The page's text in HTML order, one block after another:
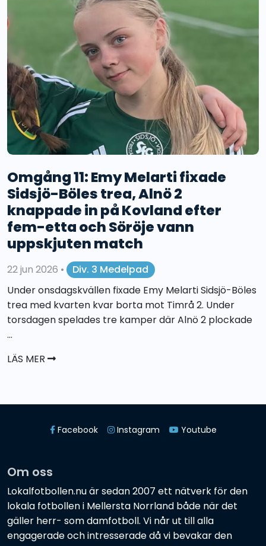
Omgång 11: Emy Melarti fixade
Sidsjö-Böles trea, Alnö 2
knappade in på Kovland efter
fem-etta och Söröje vann
uppskjuten match
22 jun 2026 •
Div. 3 Medelpad
Under onsdagskvällen fixade Emy Melarti Sidsjö-Böles
trea med kvarten kvar borta mot Timrå 2. Under
torsdagen spelades tre kamper där Alnö 2 plockade
...
LÄS MER
Facebook Instagram Youtube
Om oss
Lokalfotbollen.nu är sedan 2007 ett nätverk för den
lokala fotbollen i Mellersta Norrland både när det
gäller herr- som damfotboll. Vi når ut till alla
engagerade och intresserade då vi bevakar den